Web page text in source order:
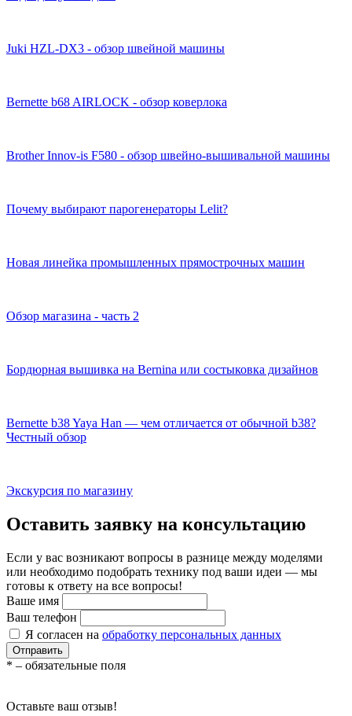
Juki HZL-DX3 - обзор швейной машины
Bernette b68 AIRLOCK - обзор коверлока
Brother Innov-is F580 - обзор швейно-вышивальной машины
Почему выбирают парогенераторы Lelit?
Новая линейка промышленных прямострочных машин
Обзор магазина - часть 2
Бордюрная вышивка на Bernina или состыковка дизайнов
Bernette b38 Yaya Han — чем отличается от обычной b38?
Честный обзор
Экскурсия по магазину
Оставить заявку на консультацию
Если у вас возникают вопросы в разнице между моделями
или необходимо подобрать технику под ваши идеи — мы
готовы к ответу на все вопросы!
Ваше имя
Ваш телефон
Я согласен на обработку персональных данных
Отправить
* – обязательные поля
Оставьте ваш отзыв!